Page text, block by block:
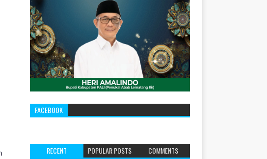
FACEBOOK
RECENT POPULAR POSTS COMMENTS